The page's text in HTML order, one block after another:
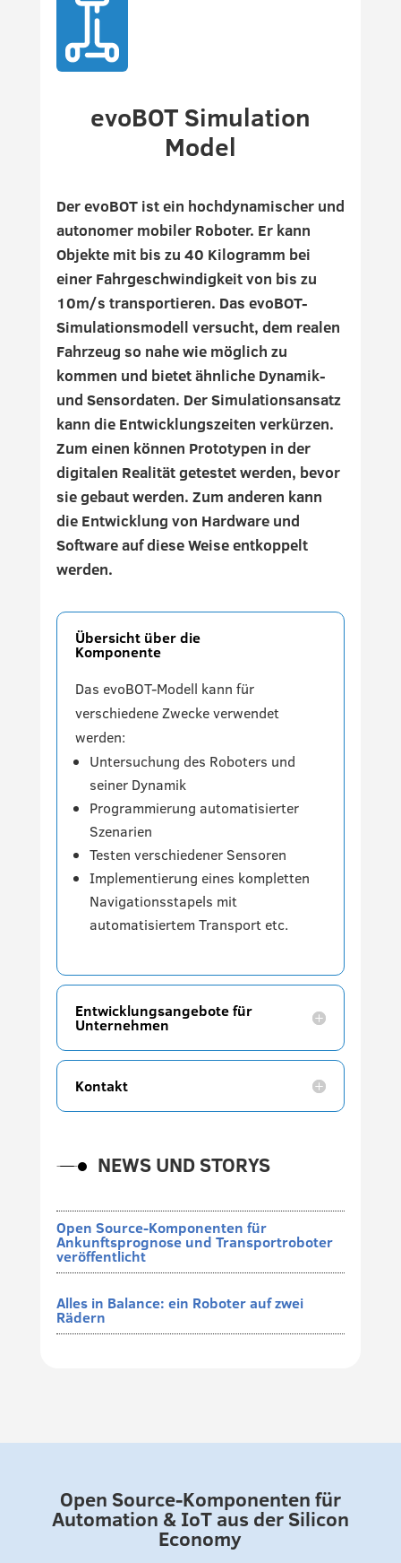
evoBOT Simulation
Model
Der evoBOT ist ein hochdynamischer und
autonomer mobiler Roboter. Er kann
Objekte mit bis zu 40 Kilogramm bei
einer Fahrgeschwindigkeit von bis zu
10m/s transportieren. Das evoBOT-
Simulationsmodell versucht, dem realen
Fahrzeug so nahe wie möglich zu
kommen und bietet ähnliche Dynamik-
und Sensordaten. Der Simulationsansatz
kann die Entwicklungszeiten verkürzen.
Zum einen können Prototypen in der
digitalen Realität getestet werden, bevor
sie gebaut werden. Zum anderen kann
die Entwicklung von Hardware und
Software auf diese Weise entkoppelt
werden.
Übersicht über die
Komponente
Das evoBOT-Modell kann für
verschiedene Zwecke verwendet
werden:
Untersuchung des Roboters und
seiner Dynamik
Programmierung automatisierter
Szenarien
Testen verschiedener Sensoren
Implementierung eines kompletten
Navigationsstapels mit
automatisiertem Transport etc.
Entwicklungsangebote für
Unternehmen
Kontakt
NEWS UND STORYS
Open Source-Komponenten für
Ankunftsprognose und Transportroboter
veröffentlicht
Alles in Balance: ein Roboter auf zwei
Rädern
Open Source-Komponenten für
Automation & IoT aus der Silicon
Economy